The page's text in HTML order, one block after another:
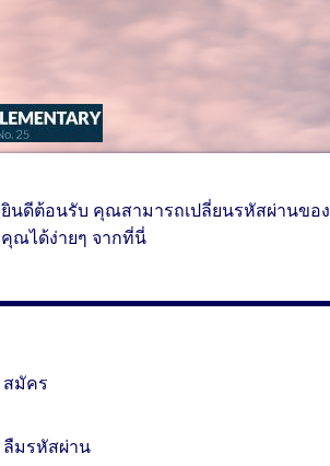
ยินดีต้อนรับ คุณสามารถเปลี่ยนรหัสผ่านของ
คุณได้ง่ายๆ จากที่นี่
สมัคร
ลืมรหัสผ่าน